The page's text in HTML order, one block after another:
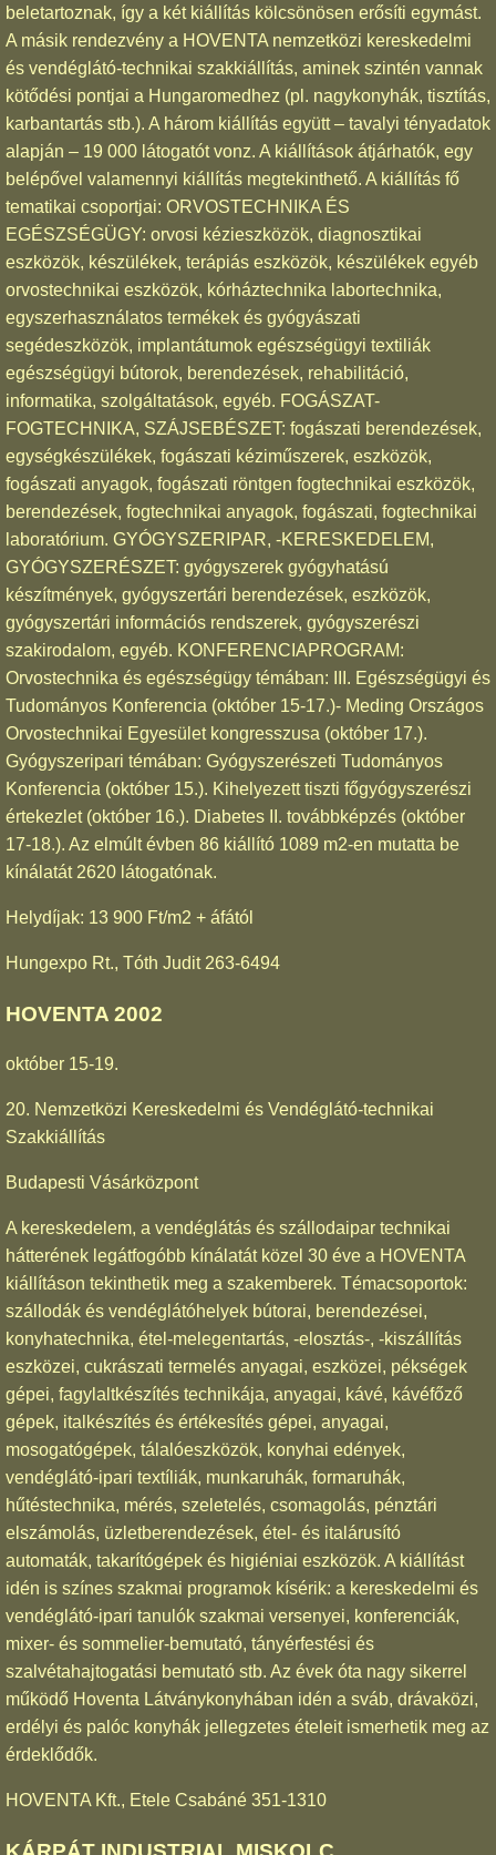
beletartoznak, így a két kiállítás kölcsönösen erősíti egymást.
A másik rendezvény a HOVENTA nemzetközi kereskedelmi
és vendéglátó-technikai szakkiállítás, aminek szintén vannak
kötődési pontjai a Hungaromedhez (pl. nagykonyhák, tisztítás,
karbantartás stb.). A három kiállítás együtt – tavalyi tényadatok
alapján – 19 000 látogatót vonz. A kiállítások átjárhatók, egy
belépővel valamennyi kiállítás megtekinthető. A kiállítás fő
tematikai csoportjai: ORVOSTECHNIKA ÉS
EGÉSZSÉGÜGY: orvosi kézieszközök, diagnosztikai
eszközök, készülékek, terápiás eszközök, készülékek egyéb
orvostechnikai eszközök, kórháztechnika labortechnika,
egyszerhasználatos termékek és gyógyászati
segédeszközök, implantátumok egészségügyi textiliák
egészségügyi bútorok, berendezések, rehabilitáció,
informatika, szolgáltatások, egyéb. FOGÁSZAT-
FOGTECHNIKA, SZÁJSEBÉSZET: fogászati berendezések,
egységkészülékek, fogászati kéziműszerek, eszközök,
fogászati anyagok, fogászati röntgen fogtechnikai eszközök,
berendezések, fogtechnikai anyagok, fogászati, fogtechnikai
laboratórium. GYÓGYSZERIPAR, -KERESKEDELEM,
GYÓGYSZERÉSZET: gyógyszerek gyógyhatású
készítmények, gyógyszertári berendezések, eszközök,
gyógyszertári információs rendszerek, gyógyszerészi
szakirodalom, egyéb. KONFERENCIAPROGRAM:
Orvostechnika és egészségügy témában: III. Egészségügyi és
Tudományos Konferencia (október 15-17.)- Meding Országos
Orvostechnikai Egyesület kongresszusa (október 17.).
Gyógyszeripari témában: Gyógyszerészeti Tudományos
Konferencia (október 15.). Kihelyezett tiszti főgyógyszerészi
értekezlet (október 16.). Diabetes II. továbbképzés (október
17-18.). Az elmúlt évben 86 kiállító 1089 m2-en mutatta be
kínálatát 2620 látogatónak.
Helydíjak: 13 900 Ft/m2 + áfától
Hungexpo Rt., Tóth Judit 263-6494
HOVENTA 2002
október 15-19.
20. Nemzetközi Kereskedelmi és Vendéglátó-technikai
Szakkiállítás
Budapesti Vásárközpont
A kereskedelem, a vendéglátás és szállodaipar technikai
hátterének legátfogóbb kínálatát közel 30 éve a HOVENTA
kiállításon tekinthetik meg a szakemberek. Témacsoportok:
szállodák és vendéglátóhelyek bútorai, berendezései,
konyhatechnika, étel-melegentartás, -elosztás-, -kiszállítás
eszközei, cukrászati termelés anyagai, eszközei, pékségek
gépei, fagylaltkészítés technikája, anyagai, kávé, kávéfőző
gépek, italkészítés és értékesítés gépei, anyagai,
mosogatógépek, tálalóeszközök, konyhai edények,
vendéglátó-ipari textíliák, munkaruhák, formaruhák,
hűtéstechnika, mérés, szeletelés, csomagolás, pénztári
elszámolás, üzletberendezések, étel- és italárusító
automaták, takarítógépek és higiéniai eszközök. A kiállítást
idén is színes szakmai programok kísérik: a kereskedelmi és
vendéglátó-ipari tanulók szakmai versenyei, konferenciák,
mixer- és sommelier-bemutató, tányérfestési és
szalvétahajtogatási bemutató stb. Az évek óta nagy sikerrel
működő Hoventa Látványkonyhában idén a sváb, drávaközi,
erdélyi és palóc konyhák jellegzetes ételeit ismerhetik meg az
érdeklődők.
HOVENTA Kft., Etele Csabáné 351-1310